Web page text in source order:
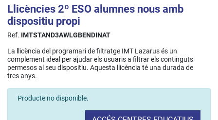
Llicències 2º ESO alumnes nous amb
dispositiu propi
Ref. IMTSTAND3AWLGBENDINAT
La llicència del programari de filtratge IMT Lazarus és un
complement ideal per ajudar els usuaris a filtrar els continguts
permesos al seu dispositiu. Aquesta llicència té una durada de
tres anys.
Producte no disponible.